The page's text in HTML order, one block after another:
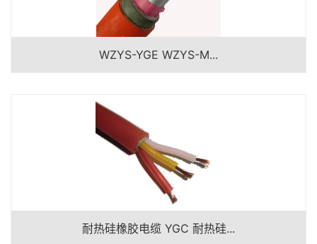
WZYS-YGE WZYS-M...
耐热硅橡胶电缆 YGC 耐热硅...